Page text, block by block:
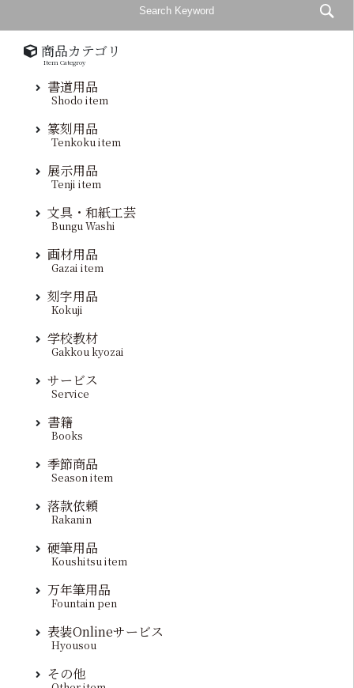
商品カテゴリ
Item Categroy
書道用品
Shodo item
篆刻用品
Tenkoku item
展示用品
Tenji item
文具・和紙工芸
Bungu Washi
画材用品
Gazai item
刻字用品
Kokuji
学校教材
Gakkou kyozai
サービス
Service
書籍
Books
季節商品
Season item
落款依頼
Rakanin
硬筆用品
Koushitsu item
万年筆用品
Fountain pen
表装Onlineサービス
Hyousou
その他